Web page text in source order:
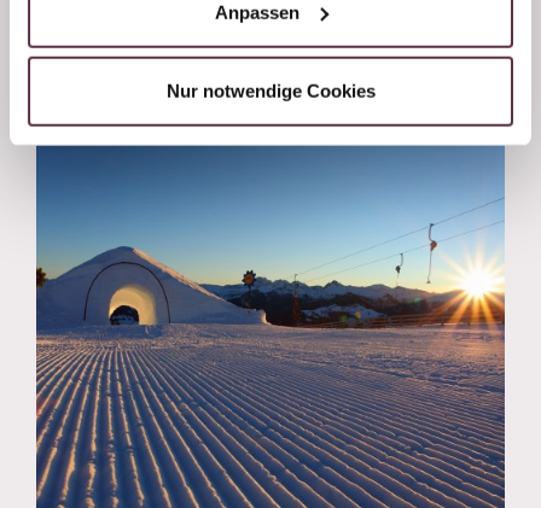
Anpassen
Nur notwendige Cookies
Infos Skiurlaub in Großarl